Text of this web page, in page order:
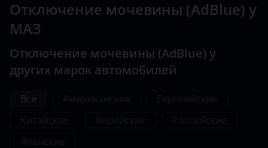
Отключение мочевины (AdBlue) у
МАЗ
Отключение мочевины (AdBlue) у
других марок автомобилей
Все